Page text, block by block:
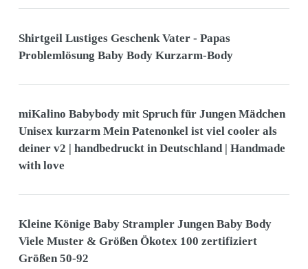
Shirtgeil Lustiges Geschenk Vater - Papas
Problemlösung Baby Body Kurzarm-Body
miKalino Babybody mit Spruch für Jungen Mädchen
Unisex kurzarm Mein Patenonkel ist viel cooler als
deiner v2 | handbedruckt in Deutschland | Handmade
with love
Kleine Könige Baby Strampler Jungen Baby Body
Viele Muster & Größen Ökotex 100 zertifiziert
Größen 50-92